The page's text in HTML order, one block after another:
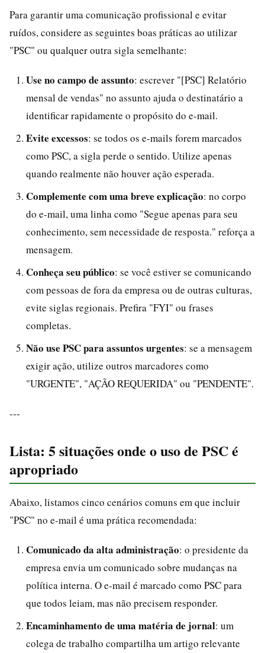
Para garantir uma comunicação profissional e evitar
ruídos, considere as seguintes boas práticas ao utilizar
"PSC" ou qualquer outra sigla semelhante:
Use no campo de assunto: escrever "[PSC] Relatório
mensal de vendas" no assunto ajuda o destinatário a
identificar rapidamente o propósito do e-mail.
Evite excessos: se todos os e-mails forem marcados
como PSC, a sigla perde o sentido. Utilize apenas
quando realmente não houver ação esperada.
Complemente com uma breve explicação: no corpo
do e-mail, uma linha como "Segue apenas para seu
conhecimento, sem necessidade de resposta." reforça a
mensagem.
Conheça seu público: se você estiver se comunicando
com pessoas de fora da empresa ou de outras culturas,
evite siglas regionais. Prefira "FYI" ou frases
completas.
Não use PSC para assuntos urgentes: se a mensagem
exigir ação, utilize outros marcadores como
"URGENTE", "AÇÃO REQUERIDA" ou "PENDENTE".
---
Lista: 5 situações onde o uso de PSC é
apropriado
Abaixo, listamos cinco cenários comuns em que incluir
"PSC" no e-mail é uma prática recomendada:
Comunicado da alta administração: o presidente da
empresa envia um comunicado sobre mudanças na
política interna. O e-mail é marcado como PSC para
que todos leiam, mas não precisem responder.
Encaminhamento de uma matéria de jornal: um
colega de trabalho compartilha um artigo relevante